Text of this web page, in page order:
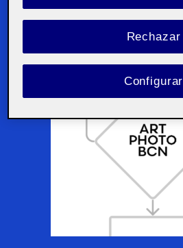
Rechazar
Configurar